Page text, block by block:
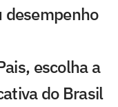
desempenho
escolha a
do Brasil